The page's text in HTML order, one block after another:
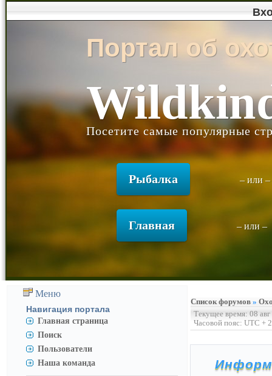
Портал об
Посетите самые популярные
Рыбалка – или
Главная – или –
Меню
Навигация портала
Главная страница
Поиск
Пользователи
Наша команда
Список форумов »
Текущее время: 08
Часовой пояс: UTC +